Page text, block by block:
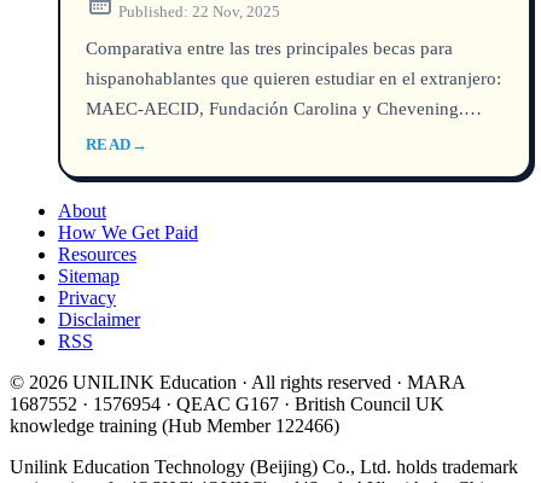
Published: 22 Nov, 2025
Comparativa entre las tres principales becas para
hispanohablantes que quieren estudiar en el extranjero:
MAEC-AECID, Fundación Carolina y Chevening.
Requisitos, cobertura y perfil ideal para cada una.
READ →
About
How We Get Paid
Resources
Sitemap
Privacy
Disclaimer
RSS
© 2026 UNILINK Education · All rights reserved · MARA
1687552 · 1576954 · QEAC G167 · British Council UK
knowledge training (Hub Member 122466)
Unilink Education Technology (Beijing) Co., Ltd. holds trademark